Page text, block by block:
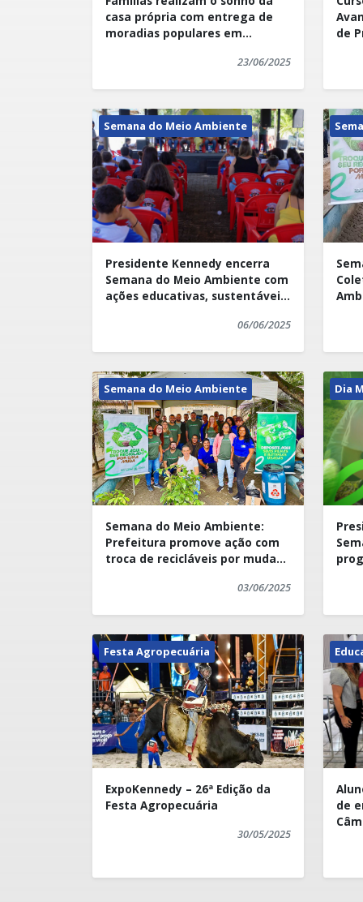
preservação ambiental. É um
trabalho conjunto de toda a equipe e da
destacou o secretário municipal de Meio
reconhecimento. Para os
deve servir como modelo e inspiração
Espírito Santo e do país.
casa própria com entrega de
moradias populares em
23/06/2025
de
Semana do Meio Ambiente
Presidente Kennedy encerra
Semana do Meio Ambiente com
ações educativas, sustentáveis
06/06/2025
Semana do Meio Ambiente
Semana do Meio Ambiente:
Prefeitura promove ação com
troca de recicláveis por mudas
03/06/2025
Dia
Festa Agropecuária
ExpoKennedy – 26ª Edição da
Festa Agropecuária
30/05/2025
de